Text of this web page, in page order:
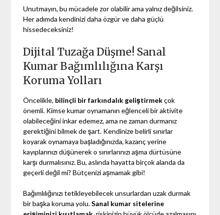
Unutmayın, bu mücadele zor olabilir ama yalnız değilsiniz.
Her adımda kendinizi daha özgür ve daha güçlü
hissedeceksiniz!
Dijital Tuzağa Düşme! Sanal
Kumar Bağımlılığına Karşı
Koruma Yolları
Öncelikle, bilinçli bir farkındalık geliştirmekçok
önemli. Kimse kumar oynamanın eğlenceli bir aktivite
olabileceğini inkar edemez, ama ne zaman durmanız
gerektiğini bilmek de şart. Kendinize belirli sınırlar
koyarak oynamaya başladığınızda, kazanç yerine
kayıplarınızı düşünerek o sınırlarınızı aşma dürtüsüne
karşı durmalısınız. Bu, aslında hayatta birçok alanda da
geçerli değil mi? Bütçenizi aşmamak gibi!
Bağımlılığınızı tetikleyebilecek unsurlardan uzak durmak
bir başka koruma yolu.Sanal kumar sitelerine